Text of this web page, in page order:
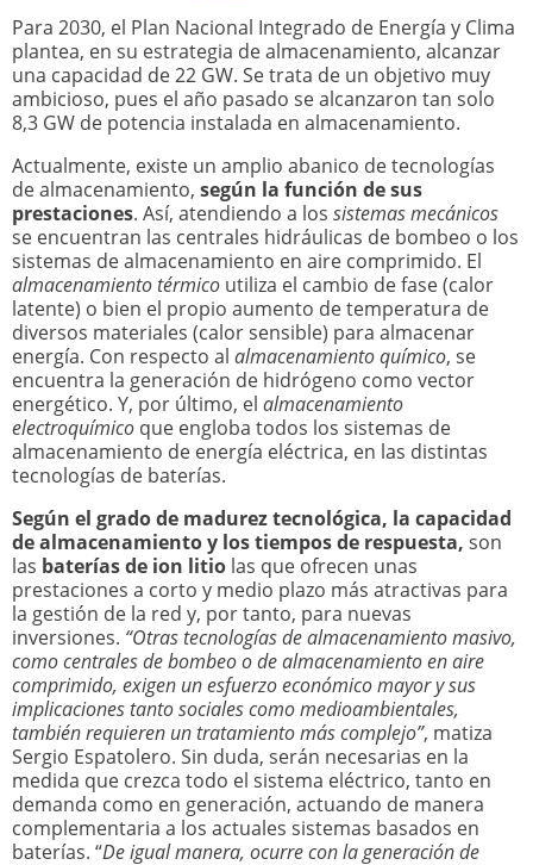
Para 2030, el Plan Nacional Integrado de Energía y Clima
plantea, en su estrategia de almacenamiento, alcanzar
una capacidad de 22 GW. Se trata de un objetivo muy
ambicioso, pues el año pasado se alcanzaron tan solo
8,3 GW de potencia instalada en almacenamiento.
Actualmente, existe un amplio abanico de tecnologías
de almacenamiento, según la función de sus
prestaciones. Así, atendiendo a los sistemas mecánicos
se encuentran las centrales hidráulicas de bombeo o los
sistemas de almacenamiento en aire comprimido. El
almacenamiento térmico utiliza el cambio de fase (calor
latente) o bien el propio aumento de temperatura de
diversos materiales (calor sensible) para almacenar
energía. Con respecto al almacenamiento químico, se
encuentra la generación de hidrógeno como vector
energético. Y, por último, el almacenamiento
electroquímico que engloba todos los sistemas de
almacenamiento de energía eléctrica, en las distintas
tecnologías de baterías.
Según el grado de madurez tecnológica, la capacidad
de almacenamiento y los tiempos de respuesta, son
las baterías de ion litio las que ofrecen unas
prestaciones a corto y medio plazo más atractivas para
la gestión de la red y, por tanto, para nuevas
inversiones. “Otras tecnologías de almacenamiento masivo,
como centrales de bombeo o de almacenamiento en aire
comprimido, exigen un esfuerzo económico mayor y sus
implicaciones tanto sociales como medioambientales,
también requieren un tratamiento más complejo”, matiza
Sergio Espatolero. Sin duda, serán necesarias en la
medida que crezca todo el sistema eléctrico, tanto en
demanda como en generación, actuando de manera
complementaria a los actuales sistemas basados en
baterías. “De igual manera, ocurre con la generación de